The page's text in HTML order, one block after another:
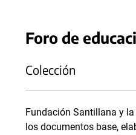
Foro de
Colección
Fundación Santillana y
los documentos base,